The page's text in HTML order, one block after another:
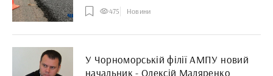
475 Новини
У Чорноморській філії АМПУ новий
начальник - Олексій Маляренко